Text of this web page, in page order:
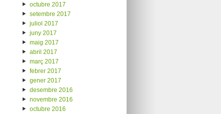
octubre 2017
setembre 2017
juliol 2017
juny 2017
maig 2017
abril 2017
març 2017
febrer 2017
gener 2017
desembre 2016
novembre 2016
octubre 2016